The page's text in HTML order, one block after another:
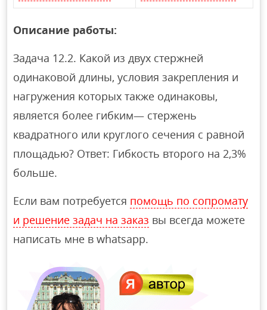
Описание работы:
Задача 12.2. Какой из двух стержней
одинаковой длины, условия закрепления и
нагружения которых также одинаковы,
является более гибким— стержень
квадратного или круглого сечения с равной
площадью? Ответ: Гибкость второго на 2,3%
больше.
Если вам потребуется помощь по сопромату
и решение задач на заказ вы всегда можете
написать мне в whatsapp.